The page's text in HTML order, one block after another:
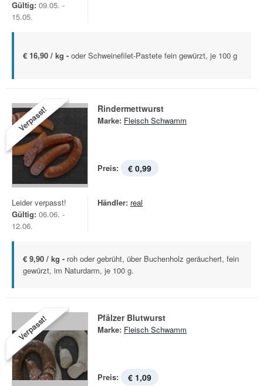
Gültig: 09.05. -
15.05.
€ 16,90 / kg - oder Schweinefilet-Pastete fein gewürzt, je 100 g
Verpasst! Rindermettwurst
Marke: Fleisch Schwamm
Preis: € 0,99
Leider verpasst!
Gültig: 06.06. -
12.06.
Händler: real
€ 9,90 / kg - roh oder gebrüht, über Buchenholz geräuchert, fein
gewürzt, im Naturdarm, je 100 g.
Verpasst! Pfälzer Blutwurst
Marke: Fleisch Schwamm
Preis: € 1,09